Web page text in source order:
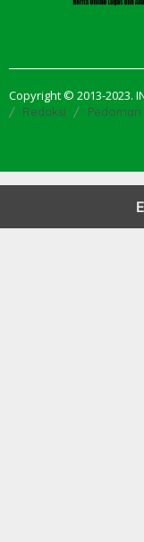
Copyright © 2013-2023.
Redaksi